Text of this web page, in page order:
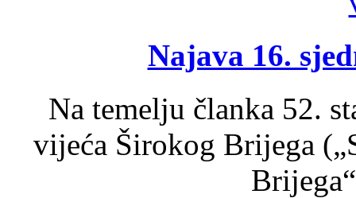
Najava 16.
Na temelju članka 52.
vijeća Širokog Brijega